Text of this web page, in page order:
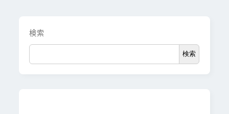
検索
検索